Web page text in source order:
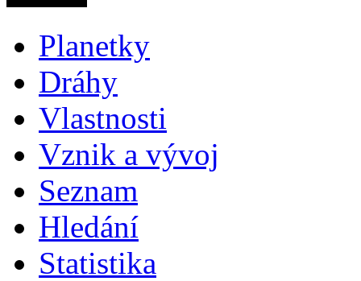
Planetky
Dráhy
Vlastnosti
Vznik a vývoj
Seznam
Hledání
Statistika